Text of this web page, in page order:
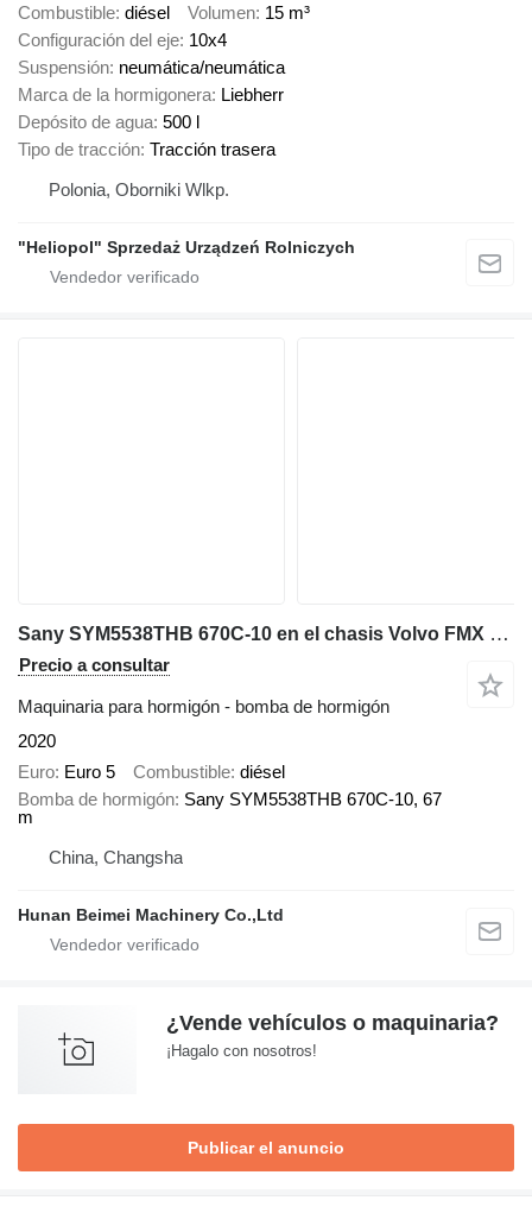
Combustible diésel Volumen 15 m³
Configuración del eje 10x4
Suspensión neumática/neumática
Marca de la hormigonera Liebherr
Depósito de agua 500 l
Tipo de tracción Tracción trasera
Polonia, Oborniki Wlkp.
"Heliopol" Sprzedaż Urządzeń Rolniczych
Sany SYM5538THB 670C-10 en el chasis Volvo FMX 540 0179
Precio a consultar
Maquinaria para hormigón - bomba de hormigón
2020
Euro Euro 5 Combustible diésel
Bomba de hormigón Sany SYM5538THB 670C-10, 67
m
China, Changsha
Hunan Beimei Machinery Co.,Ltd
¿Vende vehículos o maquinaria?
¡Hagalo con nosotros!
Publicar el anuncio